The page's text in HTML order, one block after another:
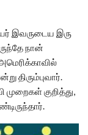
இவருடைய இரு
நான்
திரும்புவார்.
குறித்து,